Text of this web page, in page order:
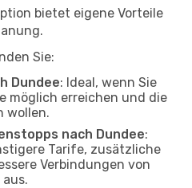
bietet eigene Vorteile
Sie:
Dundee: Ideal, wenn Sie
möglich erreichen und die
wollen.
nach Dundee:
Tarife, zusätzliche
Verbindungen von